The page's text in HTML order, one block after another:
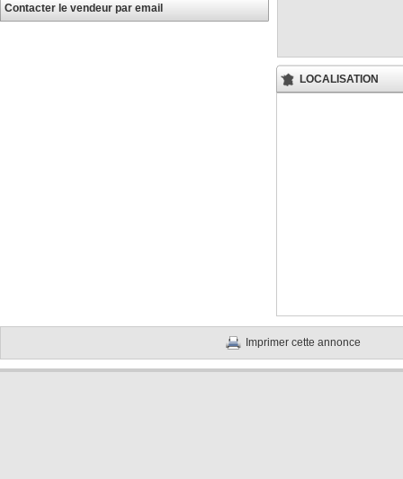
Contacter le vendeur par email
LOCALISATION
Imprimer cette annonce